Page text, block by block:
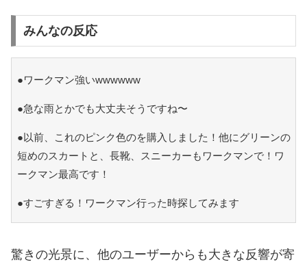
みんなの反応
●ワークマン強いwwwwww
●急な雨とかでも大丈夫そうですね〜
●以前、これのピンク色のを購入しました！他にグリーンの
短めのスカートと、長靴、スニーカーもワークマンで！ワ
ークマン最高です！
●すごすぎる！ワークマン行った時探してみます
驚きの光景に、他のユーザーからも大きな反響が寄